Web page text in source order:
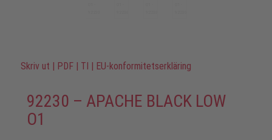
Skriv ut | PDF | TI | EU-konformitetserkläring
92230 – APACHE BLACK LOW
O1